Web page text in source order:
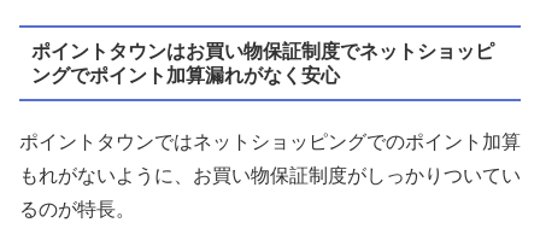
ポイントタウンはお買い物保証制度でネットショッピ
ングでポイント加算漏れがなく安心
ポイントタウンではネットショッピングでのポイント加算
もれがないように、お買い物保証制度がしっかりついてい
るのが特長。